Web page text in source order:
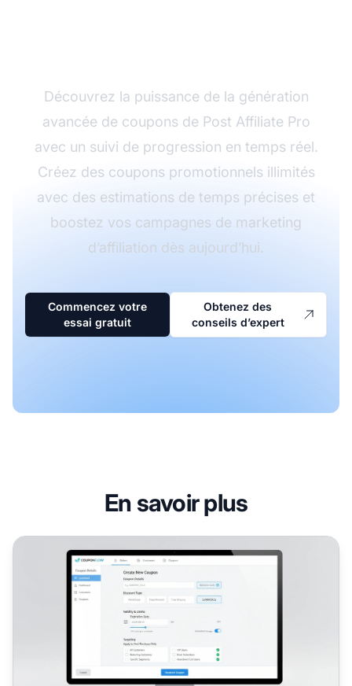
Découvrez la puissance de la génération
avancée de coupons de Post Affiliate Pro
avec un suivi de progression en temps réel.
Créez des coupons promotionnels illimités
avec des estimations de temps précises et
boostez vos campagnes de marketing
d’affiliation dès aujourd’hui.
Commencez votre
essai gratuit
Obtenez des
conseils d’expert
En savoir plus
Les coupons sont-ils difficiles à créer ? Guide complet